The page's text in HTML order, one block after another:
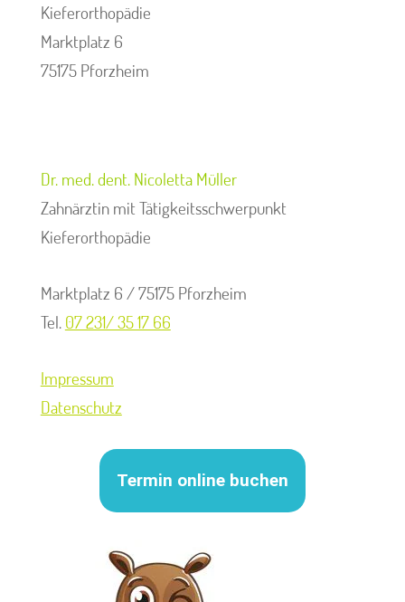
Kieferorthopädie
Marktplatz 6
75175 Pforzheim
Dr. med. dent. Nicoletta Müller
Zahnärztin mit Tätigkeitsschwerpunkt
Kieferorthopädie
Marktplatz 6 / 75175 Pforzheim
Tel. 07 231/ 35 17 66
Impressum
Datenschutz
Termin online buchen